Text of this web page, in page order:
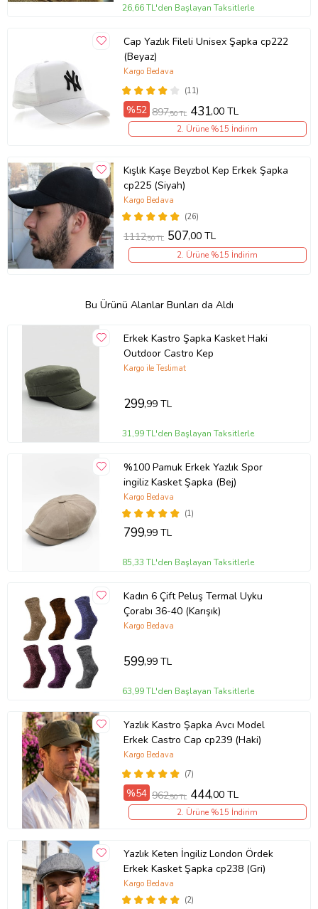
26,66 TL'den Başlayan Taksitlerle
Cap Yazlık Fileli Unisex Şapka cp222
(Beyaz)
(11)
Kargo Bedava
%52 897,50 TL 431,00 TL
2. Ürüne %15 İndirim
Kışlık Kaşe Beyzbol Kep Erkek Şapka
cp225 (Siyah)
(26)
Kargo Bedava
1112,50 TL 507,00 TL
2. Ürüne %15 İndirim
Bu Ürünü Alanlar Bunları da Aldı
Erkek Kastro Şapka Kasket Haki
Outdoor Castro Kep
Kargo ile Teslimat
299,99 TL
31,99 TL'den Başlayan Taksitlerle
%100 Pamuk Erkek Yazlık Spor
ingiliz Kasket Şapka (Bej)
(1)
Kargo Bedava
799,99 TL
85,33 TL'den Başlayan Taksitlerle
Kadın 6 Çift Peluş Termal Uyku
Çorabı 36-40 (Karışık)
Kargo Bedava
599,99 TL
63,99 TL'den Başlayan Taksitlerle
Yazlık Kastro Şapka Avcı Model
Erkek Castro Cap cp239 (Haki)
(7)
Kargo Bedava
%54 962,50 TL 444,00 TL
2. Ürüne %15 İndirim
Yazlık Keten İngiliz London Ördek
Erkek Kasket Şapka cp238 (Gri)
(2)
Kargo Bedava